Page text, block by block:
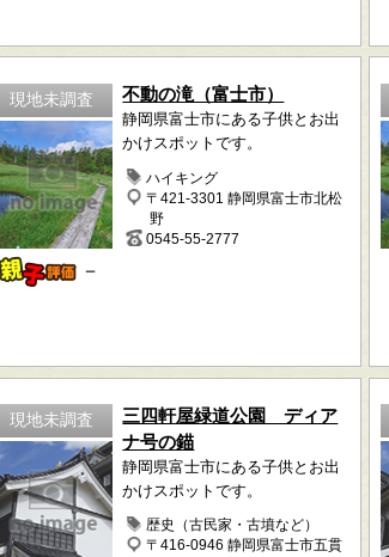
現地未調査
－
不動の滝（富士市）
静岡県富士市にある子供とお出
かけスポットです。
ハイキング
〒421-3301 静岡県富士市北松
野
0545-55-2777
現地未調査
三四軒屋緑道公園 ディア
ナ号の錨
静岡県富士市にある子供とお出
かけスポットです。
歴史（古民家・古墳など）
〒416-0946 静岡県富士市五貫